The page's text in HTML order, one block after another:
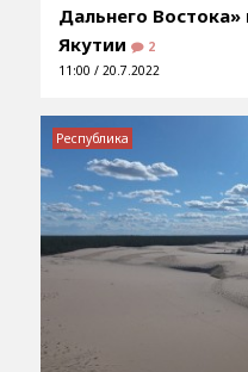
Дальнего Востока»
Якутии
2
11:00 / 20.7.2022
Республика